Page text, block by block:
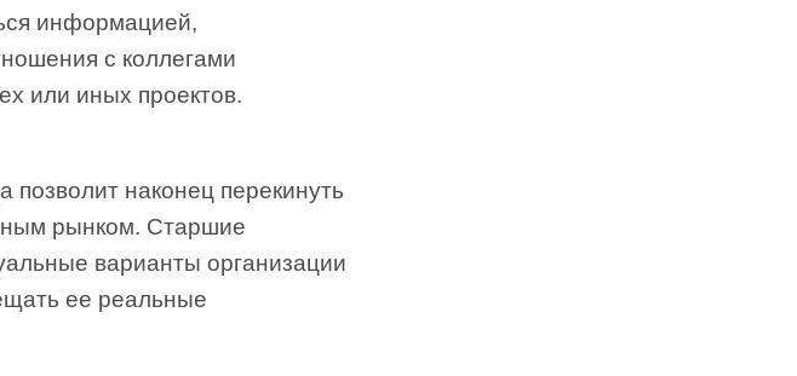
информацией,
с коллегами
или иных проектов.
наконец перекинуть
рынком. Старшие
варианты организации
ее реальные